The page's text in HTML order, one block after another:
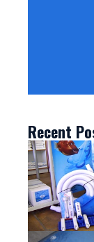
Recent